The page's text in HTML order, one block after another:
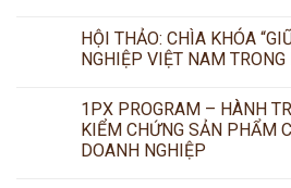
HỘI THẢO: CHÌA KHÓA
NGHIỆP VIỆT NAM
1PX PROGRAM – HÀNH
KIỂM CHỨNG SẢN PHẨM
DOANH NGHIỆP